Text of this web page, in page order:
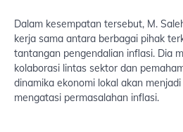
Dalam kesempatan tersebut, M.
kerja sama antara berbagai pihak
tantangan pengendalian inflasi. Dia
kolaborasi lintas sektor dan
dinamika ekonomi lokal akan
mengatasi permasalahan inflasi.